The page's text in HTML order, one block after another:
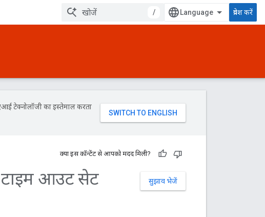
/ प्रवेश करें
टेक्नोलॉजी का इस्तेमाल करता
क्या इस कॉन्टेंट से आपको मदद मिली?
सुझाव भेजें
आउट सेट